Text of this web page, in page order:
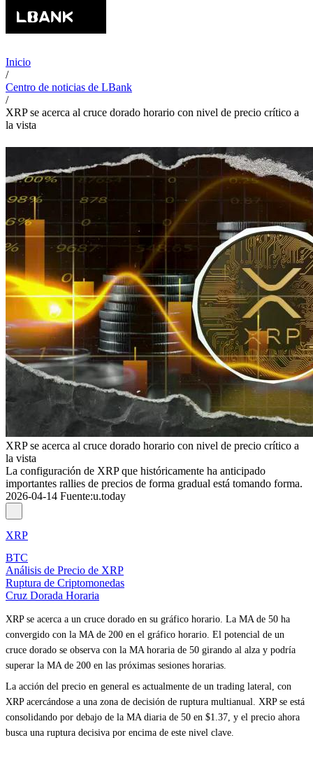
Inicio
/
Centro de noticias de LBank
/
XRP se acerca al cruce dorado horario con nivel de precio crítico a
la vista
XRP se acerca al cruce dorado horario con nivel de precio crítico a
la vista
La configuración de XRP que históricamente ha anticipado
importantes rallies de precios de forma gradual está tomando forma.
2026-04-14 Fuente:u.today
XRP
BTC
Análisis de Precio de XRP
Ruptura de Criptomonedas
Cruz Dorada Horaria
XRP se acerca a un cruce dorado en su gráfico horario. La MA de 50 ha
convergido con la MA de 200 en el gráfico horario. El potencial de un
cruce dorado se observa con la MA horaria de 50 girando al alza y podría
superar la MA de 200 en las próximas sesiones horarias.
La acción del precio en general es actualmente de un trading lateral, con
XRP acercándose a una zona de decisión de ruptura multianual. XRP se está
consolidando por debajo de la MA diaria de 50 en $1.37, y el precio ahora
busca una ruptura decisiva por encima de este nivel clave.